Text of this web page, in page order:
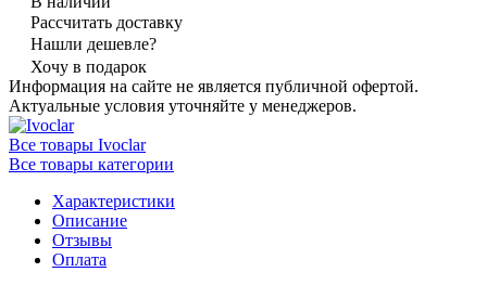
Рассчитать доставку
Нашли дешевле?
Хочу в подарок
Информация на сайте не является публичной офертой.
Актуальные условия уточняйте у менеджеров.
Все товары Ivoclar
Все товары категории
Характеристики
Описание
Отзывы
Оплата